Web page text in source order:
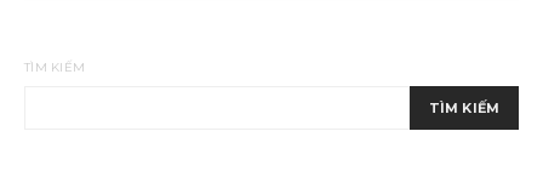
TÌM KIẾM
TÌM KIẾM